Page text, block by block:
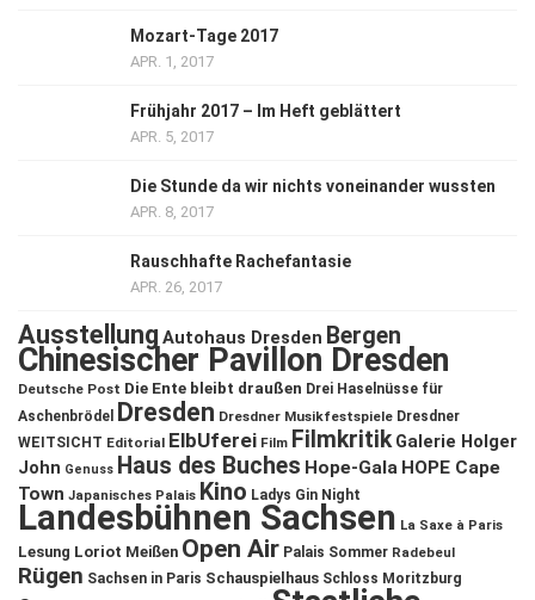
Mozart-Tage 2017
APR. 1, 2017
Frühjahr 2017 – Im Heft geblättert
APR. 5, 2017
Die Stunde da wir nichts voneinander wussten
APR. 8, 2017
Rauschhafte Rachefantasie
APR. 26, 2017
Ausstellung Autohaus Dresden Bergen
Chinesischer Pavillon Dresden
Deutsche Post Die Ente bleibt draußen Drei Haselnüsse für
Aschenbrödel
Dresden Dresdner Musikfestspiele Dresdner
WEITSICHT Editorial ElbUferei Film Filmkritik Galerie Holger
John Genuss Haus des Buches Hope-Gala HOPE Cape
Town Japanisches Palais Kino Ladys Gin Night
Landesbühnen Sachsen La Saxe à Paris
Lesung Loriot Meißen Open Air Palais Sommer Radebeul
Rügen Sachsen in Paris Schauspielhaus Schloss Moritzburg